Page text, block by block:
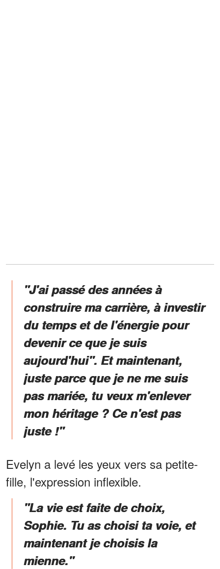
"J'ai passé des années à
construire ma carrière, à investir
du temps et de l'énergie pour
devenir ce que je suis
aujourd'hui". Et maintenant,
juste parce que je ne me suis
pas mariée, tu veux m'enlever
mon héritage ? Ce n'est pas
juste !"
Evelyn a levé les yeux vers sa petite-
fille, l'expression inflexible.
"La vie est faite de choix,
Sophie. Tu as choisi ta voie, et
maintenant je choisis la
mienne."